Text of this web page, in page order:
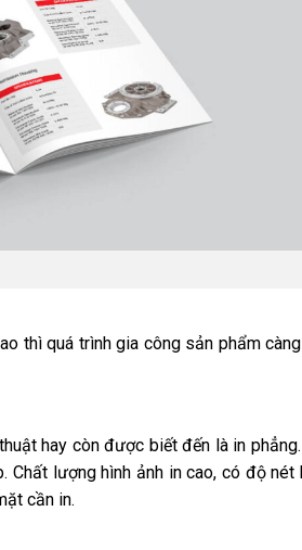
thì quá trình gia công sản phẩm
hay còn được biết đến là in
Chất lượng hình ảnh in cao, có độ nét
cần in.